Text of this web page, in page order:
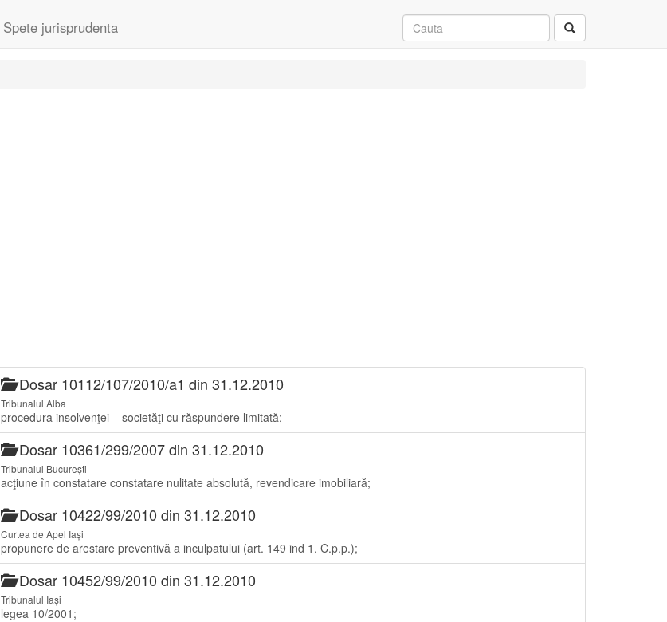
Spete jurisprudenta
Dosar 10112/107/2010/a1 din 31.12.2010
Tribunalul Alba
procedura insolvenţei – societăţi cu răspundere limitată;
Dosar 10361/299/2007 din 31.12.2010
Tribunalul București
acţiune în constatare constatare nulitate absolută, revendicare imobiliară;
Dosar 10422/99/2010 din 31.12.2010
Curtea de Apel Iași
propunere de arestare preventivă a inculpatului (art. 149 ind 1. C.p.p.);
Dosar 10452/99/2010 din 31.12.2010
Tribunalul Iași
legea 10/2001;